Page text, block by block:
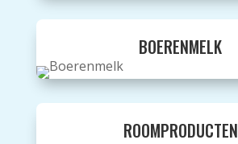
BOERENMELK
ROOMPRODUCTEN